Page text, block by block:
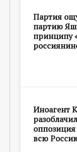
Партия
партию
принципу
Иноагент
всю